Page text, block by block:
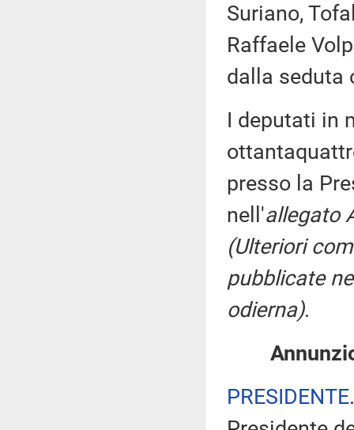
Suriano,
Raffaele
dalla seduta
I deputati in
presso la
nell'allegato
(Ulteriori
pubblicate
odierna).
PRESIDENTE